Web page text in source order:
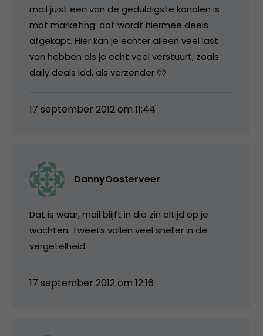
mail juist een van de geduldigste kanalen is
mbt marketing: dat wordt hiermee deels
afgekapt. Hier kan je echter alleen veel last
van hebben als je echt veel verstuurt, zoals
daily deals idd, als verzender 🙂
17 september 2012 om 11:44
DannyOosterveer
Dat is waar, mail blijft in die zin altijd op je
wachten. Tweets vallen veel sneller in de
vergetelheid.
17 september 2012 om 12:16